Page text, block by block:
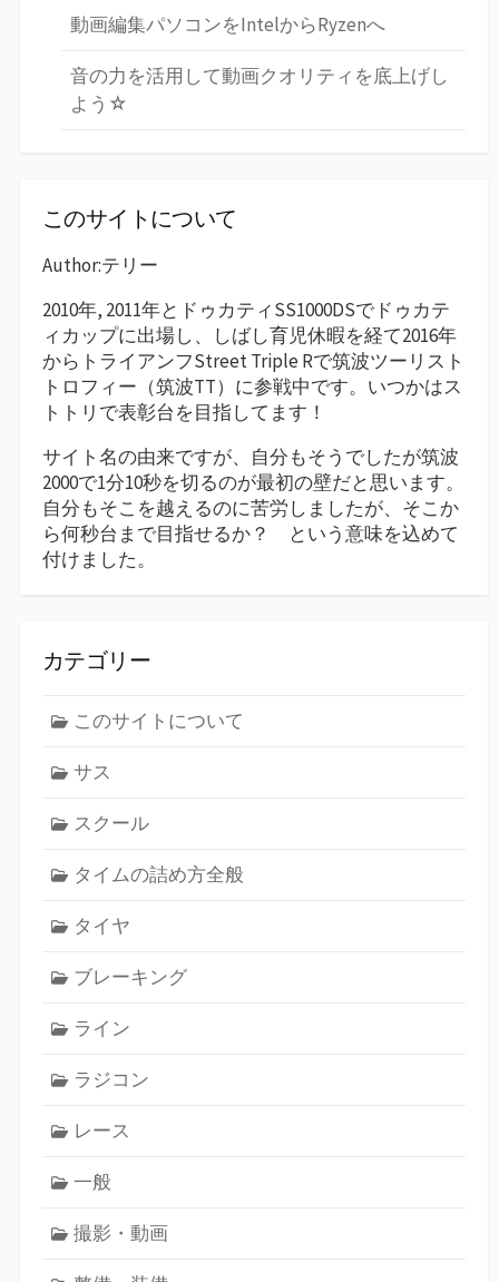
動画編集パソコンをIntelからRyzenへ
音の力を活用して動画クオリティを底上げし
よう☆
このサイトについて
Author:テリー
2010年, 2011年とドゥカティSS1000DSでドゥカテ
ィカップに出場し、しばし育児休暇を経て2016年
からトライアンフStreet Triple Rで筑波ツーリスト
トロフィー（筑波TT）に参戦中です。いつかはス
トトリで表彰台を目指してます！
サイト名の由来ですが、自分もそうでしたが筑波
2000で1分10秒を切るのが最初の壁だと思います。
自分もそこを越えるのに苦労しましたが、そこか
ら何秒台まで目指せるか？ という意味を込めて
付けました。
カテゴリー
このサイトについて
サス
スクール
タイムの詰め方全般
タイヤ
ブレーキング
ライン
ラジコン
レース
一般
撮影・動画